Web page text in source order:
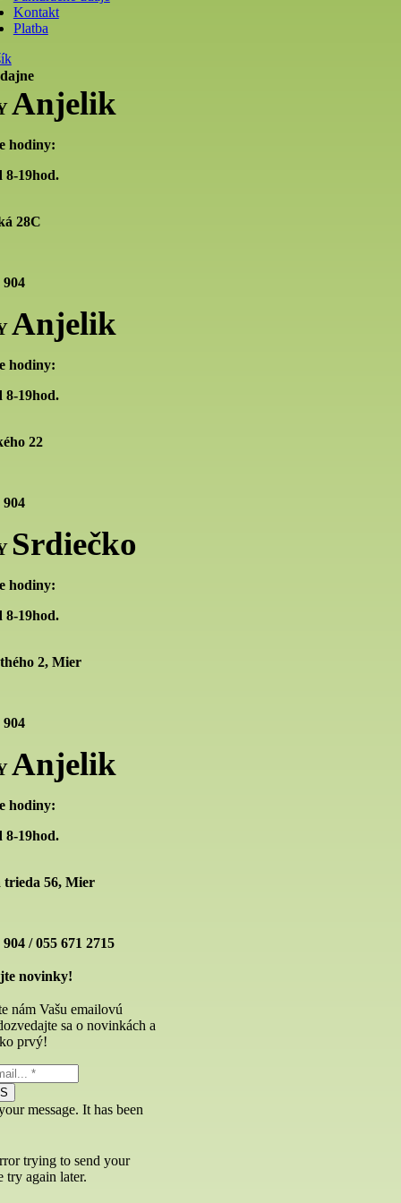
Kontakt
Platba
Anjelik
hodiny:
8-19hod.
28C
904
Anjelik
hodiny:
8-19hod.
22
904
Srdiečko
hodiny:
8-19hod.
2, Mier
904
Anjelik
hodiny:
8-19hod.
trieda 56, Mier
/ 055 671 2715
novinky!
nám Vašu emailovú
sa o novinkách a
prvý!
message. It has been
trying to send your
try again later.